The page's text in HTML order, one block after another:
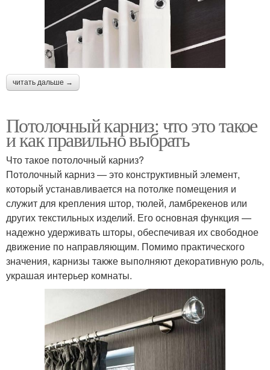
читать дальше →
Потолочный карниз: что это такое
и как правильно выбрать
Что такое потолочный карниз?
Потолочный карниз — это конструктивный элемент,
который устанавливается на потолке помещения и
служит для крепления штор, тюлей, ламбрекенов или
других текстильных изделий. Его основная функция —
надежно удерживать шторы, обеспечивая их свободное
движение по направляющим. Помимо практического
значения, карнизы также выполняют декоративную роль,
украшая интерьер комнаты.